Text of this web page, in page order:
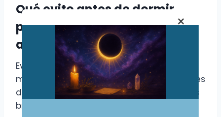
Qué evito antes de dormir
para facilitar la proyección
astral
Evito cafeína y alcohol en la tarde, cenas
muy pesadas y ejercicio intenso justo antes
de acostarme. También reduzco pantallas
brillantes y discusiones fuertes; apago
×